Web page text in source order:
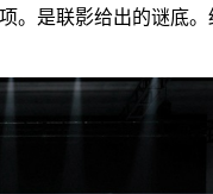
。是联影给出的谜底